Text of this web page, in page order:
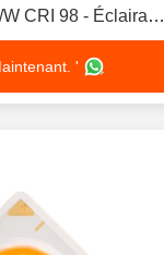
CRI 98 - Éclairage
de détail haut
'